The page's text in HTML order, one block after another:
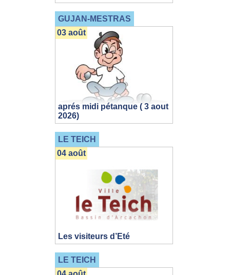
GUJAN-MESTRAS
aprés midi pétanque ( 3 aout
2026)
03 août
LE TEICH
Les visiteurs d’Eté
04 août
LE TEICH